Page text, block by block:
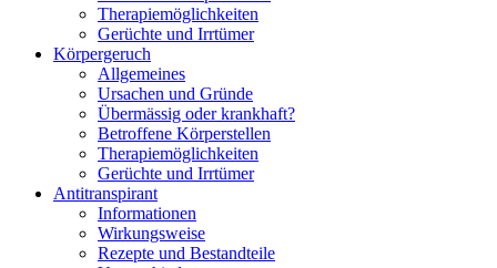
Therapiemöglichkeiten
Gerüchte und Irrtümer
Körpergeruch
Allgemeines
Ursachen und Gründe
Übermässig oder krankhaft?
Betroffene Körperstellen
Therapiemöglichkeiten
Gerüchte und Irrtümer
Antitranspirant
Informationen
Wirkungsweise
Rezepte und Bestandteile